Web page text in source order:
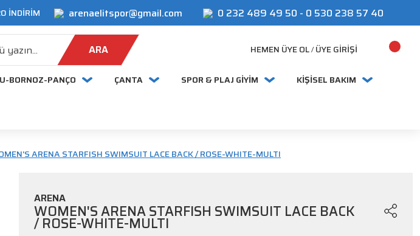
İNDİRİM arenaelitspor@gmail.com 0 232 489 49 50 - 0 530 238 57 40
ARA HEMEN ÜYE OL/ ÜYE GIRIŞI
BORNOZ-PANÇO ÇANTA SPOR & PLAJ GİYİM KİŞİSEL BAKIM
ARENA STARFISH SWIMSUIT LACE BACK / ROSE-WHITE-MULTI
ARENA
WOMEN'S ARENA STARFISH SWIMSUIT LACE BACK
/ ROSE-WHITE-MULTI